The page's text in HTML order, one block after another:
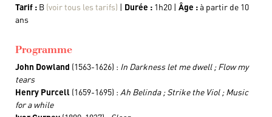
Tarif : B (voir tous les tarifs) | Durée : 1h20 | Âge :à partir de 10
ans
Programme
John Dowland (1563-1626) : In Darkness let me dwell ; Flow my
tears
Henry Purcell (1659-1695) : Ah Belinda ; Strike the Viol ; Music
for a while